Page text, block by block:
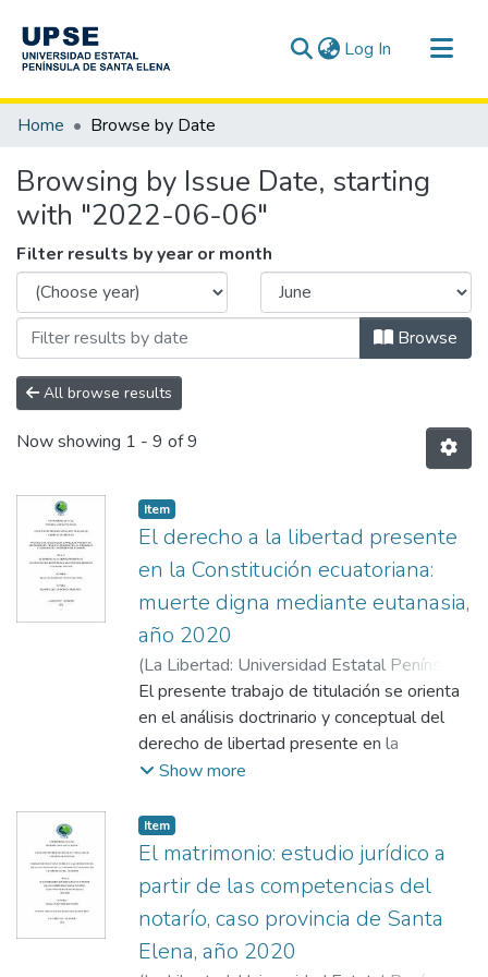
Log In (current)
Communities & Collections
Home Browse by Date
Browsing by Issue Date, starting
with "2022-06-06"
Filter results by year or month
Browse
All browse results
Now showing 1 - 9 of 9
Item
El derecho a la libertad presente
en la Constitución ecuatoriana:
muerte digna mediante eutanasia,
año 2020
(La Libertad: Universidad Estatal Península
de Santa Elena, 2022. ,2022-06-06)De la
paz Camacho, Fátima Agustina;Monroy
Abad, Anita Cecilia
El presente trabajo de titulación se orienta
en el análisis doctrinario y conceptual del
derecho de libertad presente en la
Constitución ecuatoriana y su relación con el
como enfoque derechos fundamentales
como la dignidad, libertad y autonomía.
Teniendo como objetivo principal el análisis
del derecho de libertad presente en la
legislación ecuatoriana, determinando si la
falta de legalización de la eutanasia afecta
Show more
Item
El matrimonio: estudio jurídico a
partir de las competencias del
notarío, caso provincia de Santa
Elena, año 2020